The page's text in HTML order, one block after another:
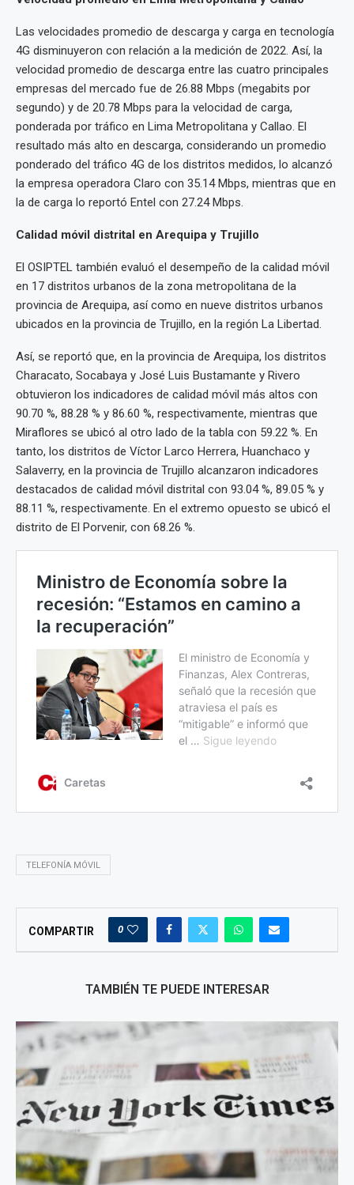
Las velocidades promedio de descarga y carga en tecnología
4G disminuyeron con relación a la medición de 2022. Así, la
velocidad promedio de descarga entre las cuatro principales
empresas del mercado fue de 26.88 Mbps (megabits por
segundo) y de 20.78 Mbps para la velocidad de carga,
ponderada por tráfico en Lima Metropolitana y Callao. El
resultado más alto en descarga, considerando un promedio
ponderado del tráfico 4G de los distritos medidos, lo alcanzó
la empresa operadora Claro con 35.14 Mbps, mientras que en
la de carga lo reportó Entel con 27.24 Mbps.
Calidad móvil distrital en Arequipa y Trujillo
El OSIPTEL también evaluó el desempeño de la calidad móvil
en 17 distritos urbanos de la zona metropolitana de la
provincia de Arequipa, así como en nueve distritos urbanos
ubicados en la provincia de Trujillo, en la región La Libertad.
Así, se reportó que, en la provincia de Arequipa, los distritos
Characato, Socabaya y José Luis Bustamante y Rivero
obtuvieron los indicadores de calidad móvil más altos con
90.70 %, 88.28 % y 86.60 %, respectivamente, mientras que
Miraflores se ubicó al otro lado de la tabla con 59.22 %. En
tanto, los distritos de Víctor Larco Herrera, Huanchaco y
Salaverry, en la provincia de Trujillo alcanzaron indicadores
destacados de calidad móvil distrital con 93.04 %, 89.05 % y
88.11 %, respectivamente. En el extremo opuesto se ubicó el
distrito de El Porvenir, con 68.26 %.
TELEFONÍA MÓVIL
COMPARTIR 0
TAMBIÉN TE PUEDE INTERESAR